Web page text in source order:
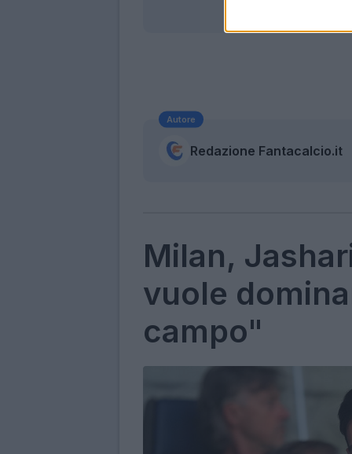
Autore
Redazione Fantacalcio.it
Milan,
vuole
campo"